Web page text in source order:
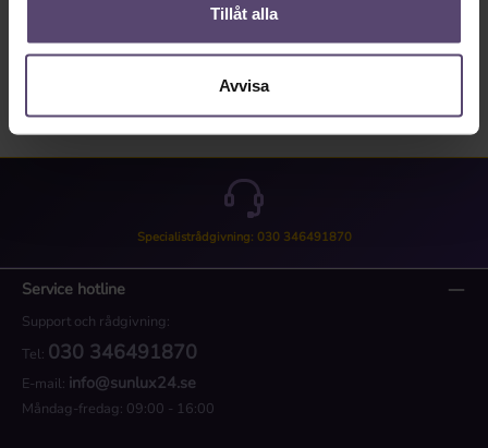
Tillåt alla
Avvisa
Recensioner
Specialistrådgivning: 030 346491870
Service hotline
Support och rådgivning:
Tel: 030 346491870
E-mail: info@sunlux24.se
Måndag-fredag: 09:00 - 16:00